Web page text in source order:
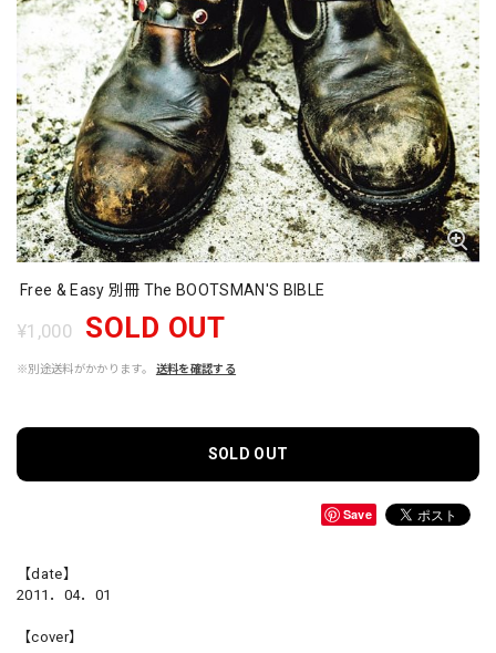
Free & Easy 別冊 The BOOTSMAN'S BIBLE
¥1,000 SOLD OUT
※別途送料がかかります。 送料を確認する
SOLD OUT
Save
【date】
2011．04．01
【cover】